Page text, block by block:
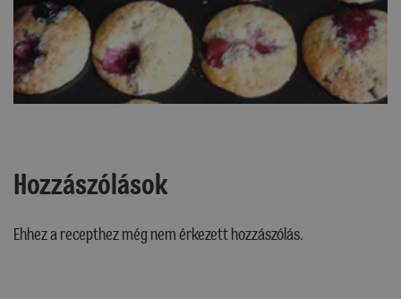
Hozzászólások
Ehhez a recepthez még nem érkezett hozzászólás.